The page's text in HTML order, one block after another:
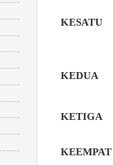
KESATU
KEDUA
KETIGA
KEEMPAT